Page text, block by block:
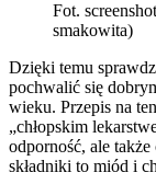
Fot.
smakowita)
Dzięki temu
pochwalić się
wieku. Przepis na
„chłopskim
odporność, ale
składniki to miód i